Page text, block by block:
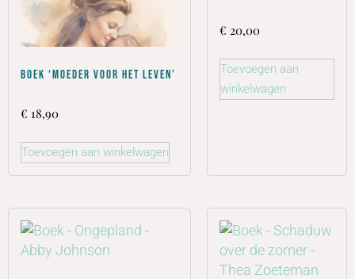
Boek ‘Moeder voor het leven’
€ 18,90
Toevoegen aan winkelwagen
€ 20,00
Toevoegen aan
winkelwagen